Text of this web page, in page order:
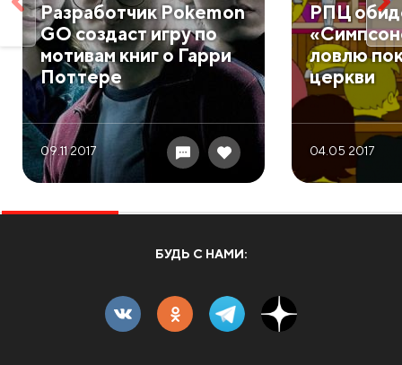
Разработчик Pokemon
GO создаст игру по
мотивам книг о Гарри
Поттере
09.11 2017
РПЦ
ловлю
церкви
04.05 2017
БУДЬ С НАМИ: